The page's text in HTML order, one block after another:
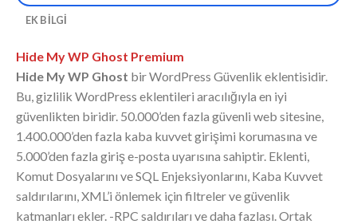
EK BILGI
Hide My WP Ghost Premium
Hide My WP Ghost bir WordPress Güvenlik eklentisidir.
Bu, gizlilik WordPress eklentileri aracılığıyla en iyi
güvenlikten biridir. 50.000’den fazla güvenli web sitesine,
1.400.000’den fazla kaba kuvvet girişimi korumasına ve
5.000’den fazla giriş e-posta uyarısına sahiptir. Eklenti,
Komut Dosyalarını ve SQL Enjeksiyonlarını, Kaba Kuvvet
saldırılarını, XML’i önlemek için filtreler ve güvenlik
katmanları ekler. -RPC saldırıları ve daha fazlası. Ortak